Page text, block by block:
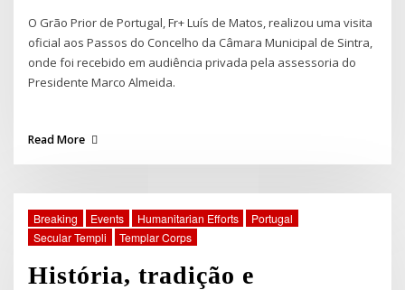
O Grão Prior de Portugal, Fr+ Luís de Matos, realizou uma visita
oficial aos Passos do Concelho da Câmara Municipal de Sintra,
onde foi recebido em audiência privada pela assessoria do
Presidente Marco Almeida.
Read More
Breaking Events Humanitarian Efforts
Portugal
Secular Templi
Templar Corps
História, tradição e